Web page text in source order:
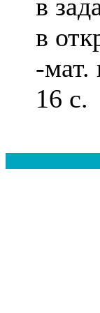
в
в
-
16 с.